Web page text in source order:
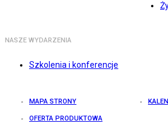
NASZE WYDARZENIA
Szkolenia i konferencje
MAPA STRONY
OFERTA PRODUKTOWA